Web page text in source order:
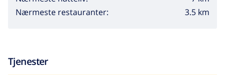
Nærmeste restauranter:
3.5 km
Tjenester